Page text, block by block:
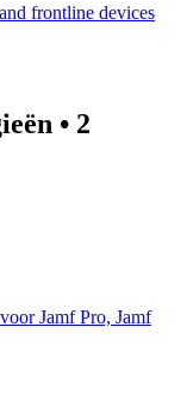
frontline devices
• 2
Jamf Pro, Jamf